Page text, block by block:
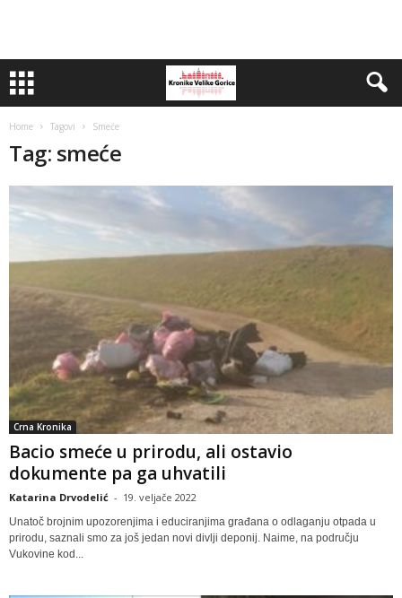
Home Tagovi Smeće
Tag: smeće
Crna Kronika
Bacio smeće u prirodu, ali ostavio
dokumente pa ga uhvatili
Katarina Drvodelić - 19. veljače 2022
Unatoč brojnim upozorenjima i educiranjima građana o odlaganju otpada u
prirodu, saznali smo za još jedan novi divlji deponij. Naime, na području
Vukovine kod...